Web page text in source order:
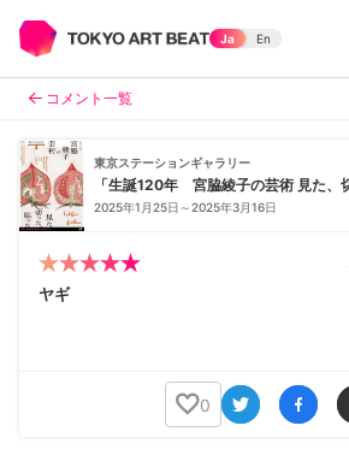
Ja En
コメント一覧
東京ステーションギャラリー
「生誕120年 宮脇綾子の芸術 見た、
2025年1月25日～2025年3月16日
ヤギ
0